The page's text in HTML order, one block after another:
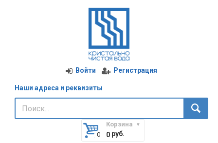
Войти Регистрация
Наши адреса и реквизиты
Корзина
0руб.